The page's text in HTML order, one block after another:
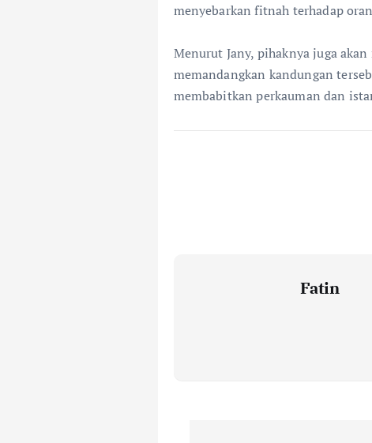
menyebarkan fitnah terhadap
Menurut Jany, pihaknya juga
memandangkan kandungan
membabitkan perkauman dan
Fatin